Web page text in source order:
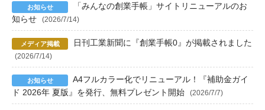
「みんなの創業手帳」サイトリニューアルのお
知らせ
(2026/7/14)
日刊工業新聞に『創業手帳0』が掲載されました
(2026/7/14)
A4フルカラー化でリニューアル！『補助金ガイ
ド 2026年 夏版』を発行、無料プレゼント開始
(2026/7/7)